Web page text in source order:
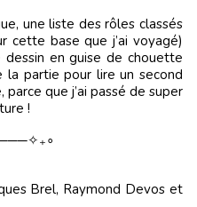
une liste des rôles classés
cette base que j’ai voyagé)
en guise de chouette
la partie pour lire un second
parce que j’ai passé de super
!
Brel, Raymond Devos et